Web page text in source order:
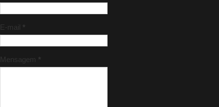
E-mail *
Mensagem *